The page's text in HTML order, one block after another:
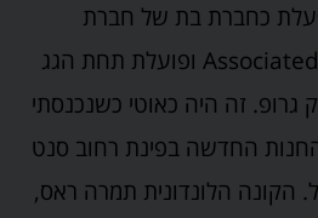
כחברת בת של חברת
Associated British Foods plc ופועלת תחת הגג
זה היה כאוטי כשנכנסתי
החדשה בפינת רחוב סנט
הקונה הלונדונית תמרה ראס,